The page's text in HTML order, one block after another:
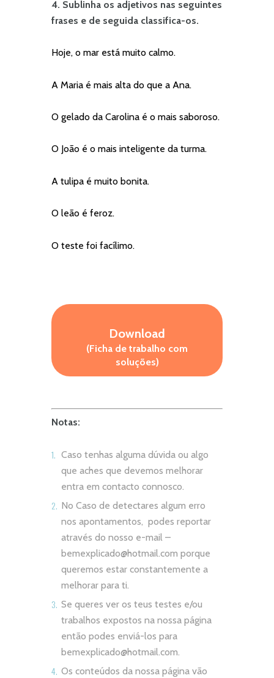
4. Sublinha os adjetivos nas seguintes
frases e de seguida classifica-os.
Hoje, o mar está muito calmo.
A Maria é mais alta do que a Ana.
O gelado da Carolina é o mais saboroso.
O João é o mais inteligente da turma.
A tulipa é muito bonita.
O leão é feroz.
O teste foi facílimo.
Download
(Ficha de trabalho com
soluções)
Notas:
Caso tenhas alguma dúvida ou algo
que aches que devemos melhorar
entra em contacto connosco.
No Caso de detectares algum erro
nos apontamentos, podes reportar
através do nosso e-mail –
bemexplicado@hotmail.com porque
queremos estar constantemente a
melhorar para ti.
Se queres ver os teus testes e/ou
trabalhos expostos na nossa página
então podes enviá-los para
bemexplicado@hotmail.com.
Os conteúdos da nossa página vão